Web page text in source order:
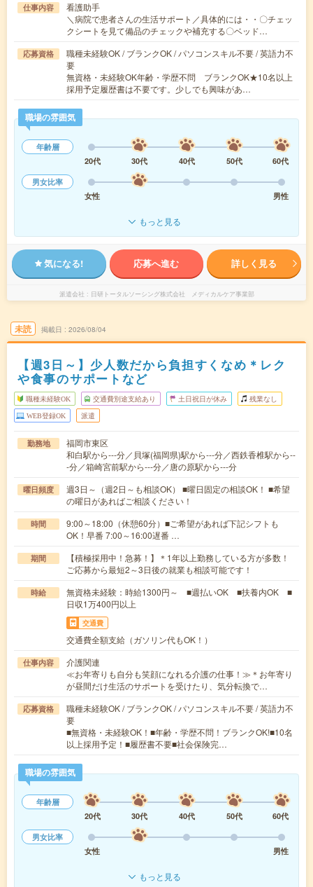
仕事内容
看護助手
＼病院で患者さんの生活サポート／具体的には・・〇チェッ
クシートを見て備品のチェックや補充する〇ベッド…
応募資格
職種未経験OK / ブランクOK / パソコンスキル不要 / 英語力不
要
無資格・未経験OK年齢・学歴不問 ブランクOK★10名以上
採用予定履歴書は不要です。少しでも興味があ…
職場の雰囲気
年齢層
20代
30代 40代 50代
60代
男女比率
女性
男性
もっと見る
気になる! 応募へ進む 詳しく見る
派遣会社 日研トータルソーシング株式会社 メディカルケア事業部
未読 掲載日 2026/08/04
【週3日～】少人数だから負担すくなめ＊レク
や食事のサポートなど
職種未経験OK 交通費別途支給あり 土日祝日が休み 残業なし
WEB登録OK 派遣
勤務地
福岡市東区
和白駅から---分／貝塚(福岡県)駅から---分／西鉄香椎駅から--
-分／箱崎宮前駅から---分／唐の原駅から---分
曜日頻度
週3日～（週2日～も相談OK） ■曜日固定の相談OK！ ■希望
の曜日があればご相談ください！
時間
9:00～18:00（休憩60分）■ご希望があれば下記シフトも
OK！早番 7:00～16:00遅番 …
期間
【積極採用中！急募！】＊1年以上勤務している方が多数！
ご応募から最短2～3日後の就業も相談可能です！
時給
無資格未経験：時給1300円～ ■週払いOK ■扶養内OK ■
日収1万400円以上
交通費
交通費全額支給（ガソリン代もOK！）
仕事内容
介護関連
≪お年寄りも自分も笑顔になれる介護の仕事！≫＊お年寄り
が昼間だけ生活のサポートを受けたり、気分転換で…
応募資格
職種未経験OK / ブランクOK / パソコンスキル不要 / 英語力不
要
■無資格・未経験OK！■年齢・学歴不問！ブランクOK!■10名
以上採用予定！■履歴書不要■社会保険完…
職場の雰囲気
年齢層
20代
30代 40代 50代
60代
男女比率
女性
男性
もっと見る